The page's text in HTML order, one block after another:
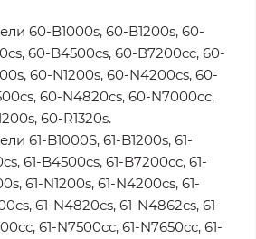
60-B1000s, 60-B1200s, 60-
60-B4500cs, 60-B7200cc, 60-
60-N1200s, 60-N4200cs, 60-
60-N4820cs, 60-N7000cc,
60-R1320s.
61-B1000S, 61-B1200s, 61-
61-B4500cs, 61-B7200cc, 61-
61-N1200s, 61-N4200cs, 61-
61-N4820cs, 61-N4862cs, 61-
61-N7500cc, 61-N7650cc, 61-